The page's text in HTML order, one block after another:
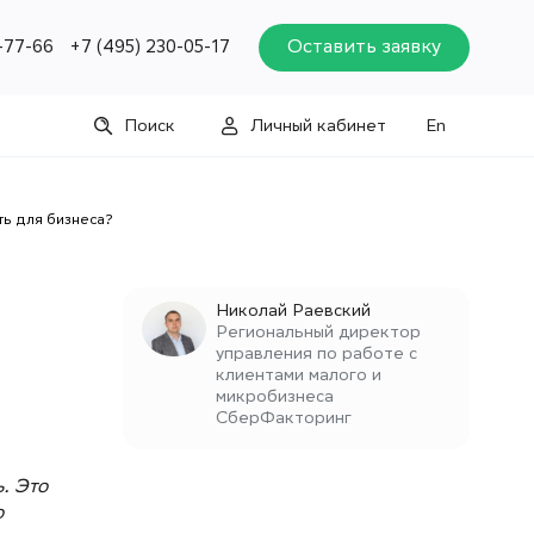
77-66 +7 (495) 230-05-17 Оставить заявку
Поиск Личный кабинет En
для бизнеса?
Это
Николай Раевский
Региональный директор
управления по работе с
клиентами малого и
микробизнеса
СберФакторинг